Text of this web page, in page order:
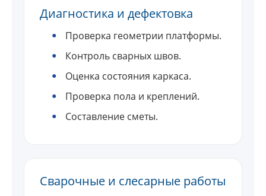
Диагностика и дефектовка
Проверка геометрии платформы.
Контроль сварных швов.
Оценка состояния каркаса.
Проверка пола и креплений.
Составление сметы.
Сварочные и слесарные работы